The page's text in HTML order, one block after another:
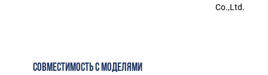
Co.,Ltd.
СОВМЕСТИМОСТЬ С МОДЕЛЯМИ